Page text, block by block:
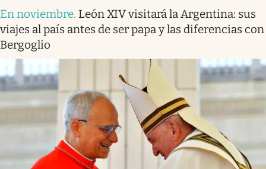
En noviembre. León XIV visitará la Argentina: sus
viajes al país antes de ser papa y las diferencias con
Bergoglio